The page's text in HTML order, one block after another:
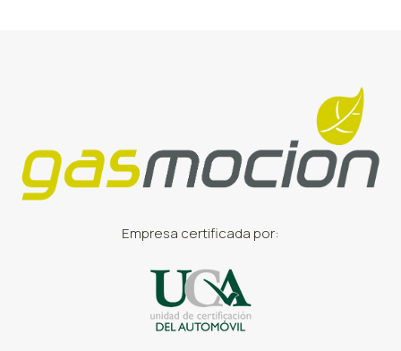
Empresa certificada por: